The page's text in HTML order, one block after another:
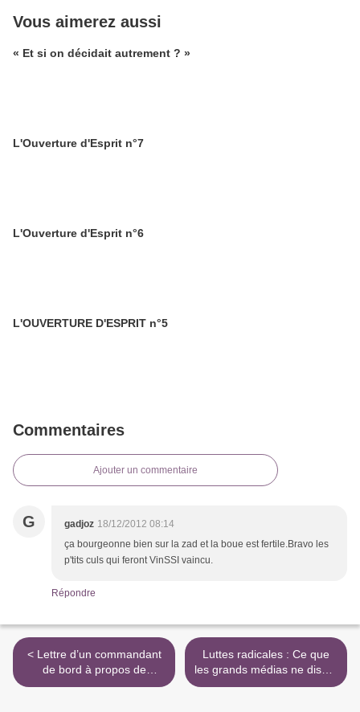
Vous aimerez aussi
« Et si on décidait autrement ? »
L'Ouverture d'Esprit n°7
L'Ouverture d'Esprit n°6
L'OUVERTURE D'ESPRIT n°5
Commentaires
Ajouter un commentaire
G gadjoz 18/12/2012 08:14
ça bourgeonne bien sur la zad et la boue est fertile.Bravo les
p'tits culs qui feront VinSSI vaincu.
Répondre
< Lettre d’un commandant
de bord à propos de
l’aéroport NDDL
Luttes radicales : Ce que
les grands médias ne disent
pas... (THT; NDDL etc) >